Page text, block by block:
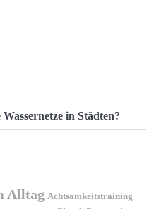
in Städten?
Alltag Achtsamkeitstraining